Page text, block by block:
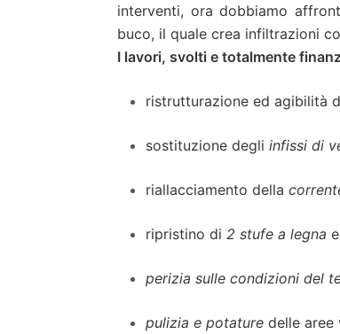
interventi, ora dobbiamo
buco, il quale crea infiltrazioni
I lavori, svolti e totalmente
ristrutturazione ed agibilità
sostituzione degli infissi di
riallacciamento della
ripristino di 2 stufe a legna
perizia sulle condizioni del
pulizia e potature delle aree